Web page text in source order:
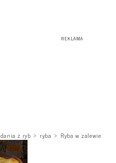
dania z ryb ryba Ryba w zalewie